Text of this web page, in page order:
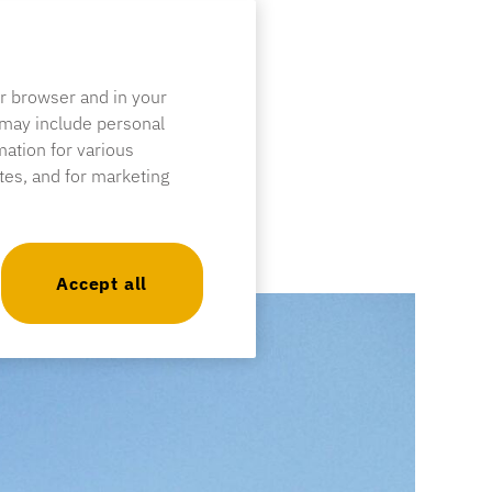
browser and in your
include personal
for various
and for marketing
Accept all